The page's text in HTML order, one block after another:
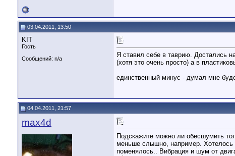
03.04.2011, 13:50
KIT
Гость
Сообщений: n/a
Я ставил себе в таврию. Достались
(хотя это очень просто) а в
единственный минус - думал мне
04.04.2011, 21:57
max4d
Подскажите можно ли обесшумить
меньше слышно, например. Хотелось
поменялось.. Вибрация и шум от